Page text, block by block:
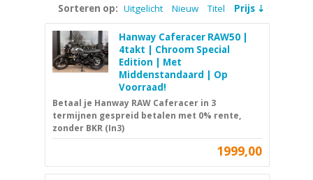
Sorteren op: Uitgelicht Nieuw Titel Prijs
Hanway Caferacer RAW50 |
4takt | Chroom Special
Edition | Met
Middenstandaard | Op
Voorraad!
Betaal je Hanway RAW Caferacer in 3
termijnen gespreid betalen met 0% rente,
zonder BKR (In3)
1999,00